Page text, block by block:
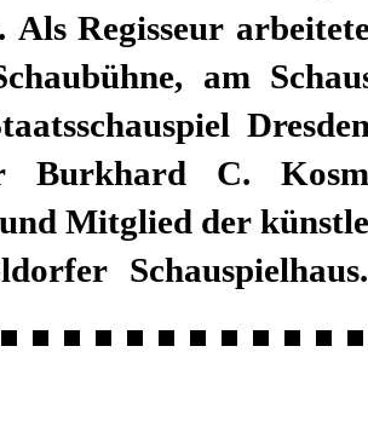
Als Regisseur
am
Burkhard C.
Mitglied der
Schauspiels. In
Leiter der
und 2014
von
2018/19